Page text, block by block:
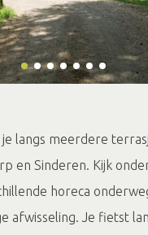
langs meerdere
en Sinderen. Kijk
horeca
afwisseling. Je fietst